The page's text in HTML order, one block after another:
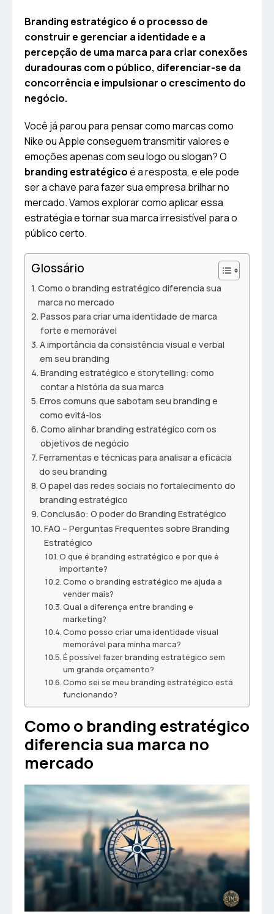
Branding estratégico é o processo de
construir e gerenciar a identidade e a
percepção de uma marca para criar conexões
duradouras com o público, diferenciar-se da
concorrência e impulsionar o crescimento do
negócio.
Você já parou para pensar como marcas como
Nike ou Apple conseguem transmitir valores e
emoções apenas com seu logo ou slogan? O
branding estratégicoé a resposta, e ele pode
ser a chave para fazer sua empresa brilhar no
mercado. Vamos explorar como aplicar essa
estratégia e tornar sua marca irresistível para o
público certo.
Glossário
Como o branding estratégico diferencia sua
marca no mercado
Passos para criar uma identidade de marca
forte e memorável
A importância da consistência visual e verbal
em seu branding
Branding estratégico e storytelling: como
contar a história da sua marca
Erros comuns que sabotam seu branding e
como evitá-los
Como alinhar branding estratégico com os
objetivos de negócio
Ferramentas e técnicas para analisar a eficácia
do seu branding
O papel das redes sociais no fortalecimento do
branding estratégico
Conclusão: O poder do Branding Estratégico
FAQ – Perguntas Frequentes sobre Branding
Estratégico
O que é branding estratégico e por que é
importante?
Como o branding estratégico me ajuda a
vender mais?
Qual a diferença entre branding e
marketing?
Como posso criar uma identidade visual
memorável para minha marca?
É possível fazer branding estratégico sem
um grande orçamento?
Como sei se meu branding estratégico está
funcionando?
Como o branding estratégico
diferencia sua marca no
mercado